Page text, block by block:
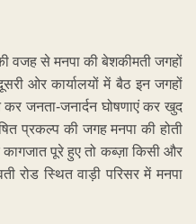
वजह से मनपा की बेशकीमती जगहों
ओर कार्यालयों में बैठ इन जगहों
जनता-जनार्दन घोषणाएं कर खुद
प्रकल्प की जगह मनपा की होती
पूरे हुए तो कब्ज़ा किसी और
रोड स्थित वाड़ी परिसर में मनपा